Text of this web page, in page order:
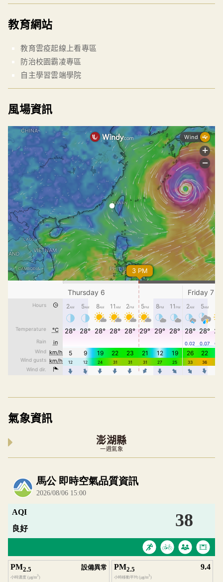
教育網站
教育雲疫起線上看專區
防治校園霸凌專區
自主學習雲端學院
風場資訊
氣象資訊
澎湖縣
一週氣象
內嵌空氣品質小工具為視覺預覽，完整即時空